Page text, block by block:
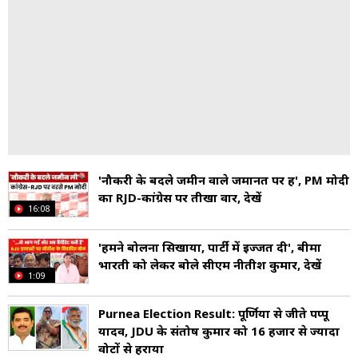
16:08
'नौकरी के बदले जमीन वाले जमानत पर हैं', PM मोदी
का RJD-कांग्रेस पर तीखा वार, देखें
1:09
'हमने बोलना सिखाया, पार्टी में इज्जत दी', बीमा
भारती को लेकर बोले सीएम नीतीश कुमार, देखें
Purnea Election Result: पूर्णिया से जीते पप्पू
यादव, JDU के संतोष कुमार को 16 हजार से ज्यादा
वोटों से हराया